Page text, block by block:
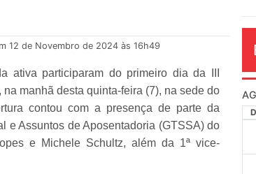
12 de Novembro de 2024 às 16h49
ativa participaram do primeiro dia da III
manhã desta quinta-feira (7), na sede do
contou com a presença de parte da
e Assuntos de Aposentadoria (GTSSA) do
e Michele Schultz, além da 1ª vice-